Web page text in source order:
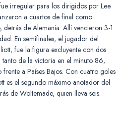
irregular para los dirigidos por Lee
a cuartos de final como
detrás de Alemania. Allí vencieron 3-1
En semifinales, el jugador del
fue la figura excluyente con dos
de la victoria en el minuto 86,
a Países Bajos. Con cuatro goles
es el segundo máximo anotador del
de Woltemade, quien lleva seis.